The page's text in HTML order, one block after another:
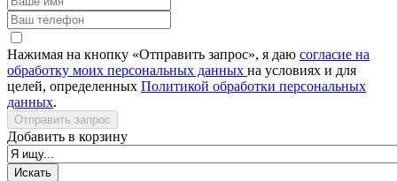
Нажимая на кнопку «Отправить запрос», я даю согласие на
обработку моих персональных данных на условиях и для
целей, определенных Политикой обработки персональных
данных.
Отправить запрос
Добавить в корзину